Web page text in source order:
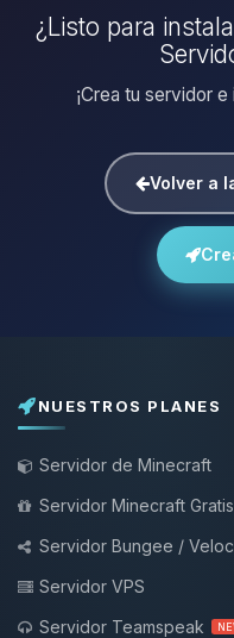
¿Listo para
¡Crea tu servidor
Volver a
NUESTROS PLANES
Servidor de Minecraft
Servidor Minecraft Gratis
Servidor Bungee /
Servidor VPS
Servidor Teamspeak